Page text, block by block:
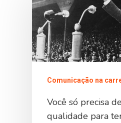
Comunicação na
Você só precisa
qualidade para